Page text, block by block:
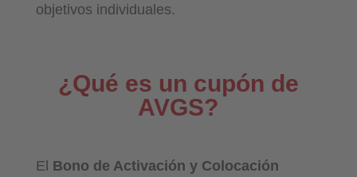
objetivos individuales.
¿Qué es un cupón de
AVGS?
El Bono de Activación y Colocación